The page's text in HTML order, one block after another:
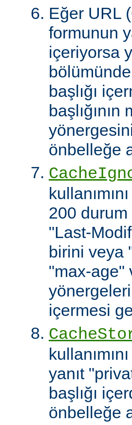
Eğer URL
formunun
içeriyorsa
başlığı
önbelleğe
200 durum
"Last-
birini veya
"max-age"
içermesi
yanıt
başlığı
önbelleğe